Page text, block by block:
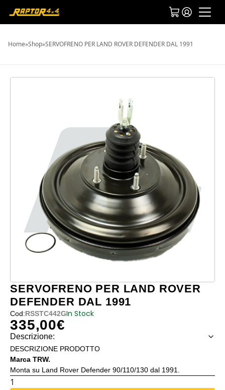
Home»Shop»SERVOFRENO PER LAND ROVER DEFENDER DAL 1991
SERVOFRENO PER LAND ROVER
DEFENDER DAL 1991
Cod:RSSTC442GIn Stock
335,00€
Descrizione:
DESCRIZIONE PRODOTTO
Marca TRW.
Monta su Land Rover Defender 90/110/130 dal 1991.
SERVOFRENO